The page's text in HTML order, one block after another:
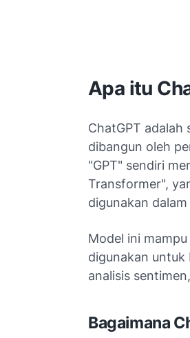
Apa itu
ChatGPT adalah
dibangun oleh
"GPT" sendiri
Transformer",
digunakan
Model ini
digunakan
analisis
Bagaimana